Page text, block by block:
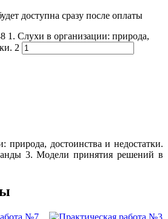
доступна сразу после оплаты
1. Слухи в организации: природа,
2
природа, достоинства и недостатки.
3. Модели принятия решений в